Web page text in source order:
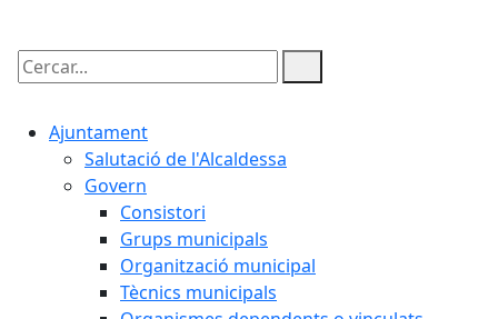
Cercar:
Ajuntament
Salutació de l'Alcaldessa
Govern
Consistori
Grups municipals
Organització municipal
Tècnics municipals